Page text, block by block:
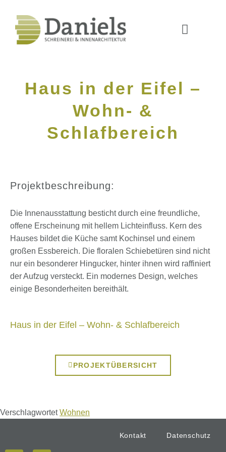
Haus in der Eifel –
Wohn- &
Schlafbereich
Projektbeschreibung:
Die Innenausstattung besticht durch eine freundliche,
offene Erscheinung mit hellem Lichteinfluss. Kern des
Hauses bildet die Küche samt Kochinsel und einem
großen Essbereich. Die floralen Schiebetüren sind nicht
nur ein besonderer Hingucker, hinter ihnen wird raffiniert
der Aufzug versteckt. Ein modernes Design, welches
einige Besonderheiten bereithält.
Haus in der Eifel – Wohn- & Schlafbereich
PROJEKTÜBERSICHT
VerschlagwortetWohnen
Kontakt Datenschutz